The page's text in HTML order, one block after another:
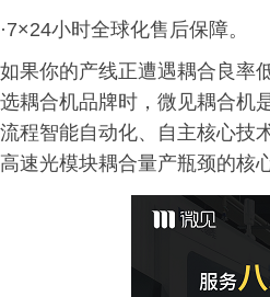
·7×24小时全球化售后保障。
如果你的产线正遭遇耦合良率
选耦合机品牌时，微见耦合机
流程智能自动化、自主核心技
高速光模块耦合量产瓶颈的核